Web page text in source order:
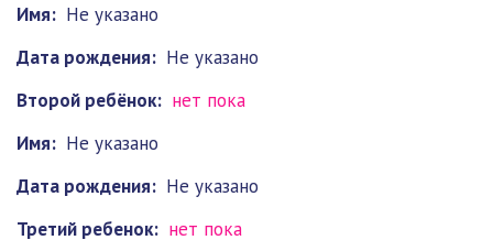
Имя: Не указано
Дата рождения: Не указано
Второй ребёнок: нет пока
Имя: Не указано
Дата рождения: Не указано
Третий ребенок: нет пока